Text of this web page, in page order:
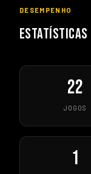
DESEMPENHO
ESTATÍSTICAS
22
JOGOS
1